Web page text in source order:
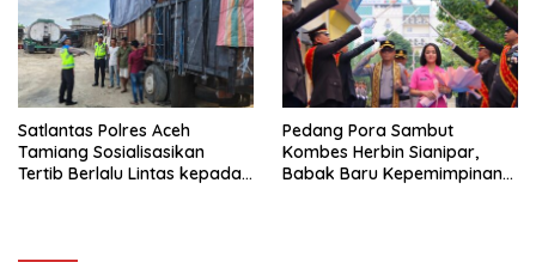
Satlantas Polres Aceh
Tamiang Sosialisasikan
Tertib Berlalu Lintas kepada
Pedang Pora Sambut
Kombes Herbin Sianipar,
Babak Baru Kepemimpinan